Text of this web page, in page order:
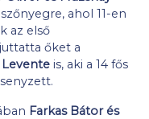
ahol 11-en
az első
őket a
is, aki a 14 fős
Farkas Bátor és